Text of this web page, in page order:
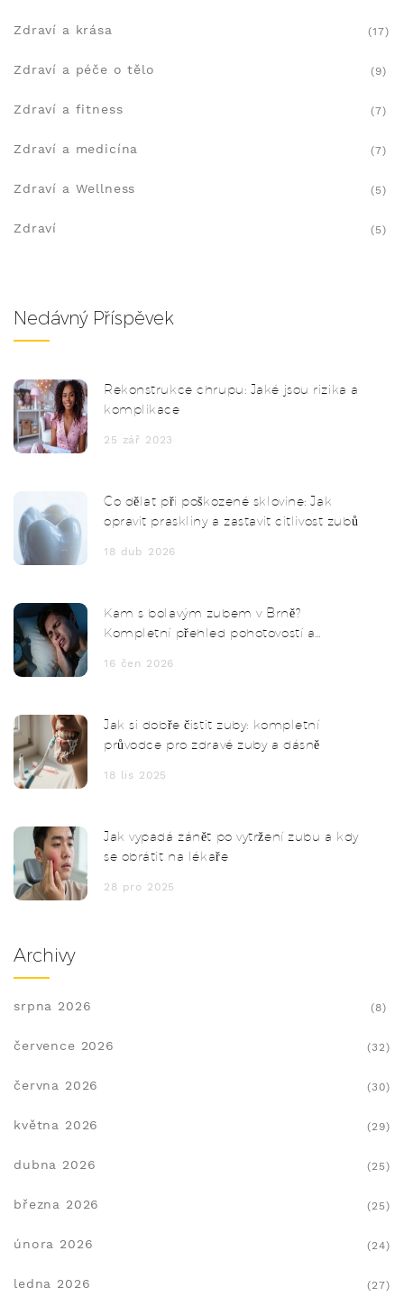
Zdraví a krása (17)
Zdraví a péče o tělo (9)
Zdraví a fitness (7)
Zdraví a medicína (7)
Zdraví a Wellness (5)
Zdraví (5)
Nedávný Příspěvek
Rekonstrukce chrupu: Jaké jsou rizika a
komplikace
25 zář 2023
Co dělat při poškozené sklovine: Jak
opravit praskliny a zastavit citlivost zubů
18 dub 2026
Kam s bolavým zubem v Brně?
Kompletní přehled pohotovostí a
16 čen 2026
Jak si dobře čistit zuby: kompletní
průvodce pro zdravé zuby a dásně
18 lis 2025
Jak vypadá zánět po vytržení zubu a kdy
se obrátit na lékaře
28 pro 2025
Archivy
srpna 2026 (8)
července 2026 (32)
června 2026 (30)
května 2026 (29)
dubna 2026 (25)
března 2026 (25)
února 2026 (24)
ledna 2026 (27)